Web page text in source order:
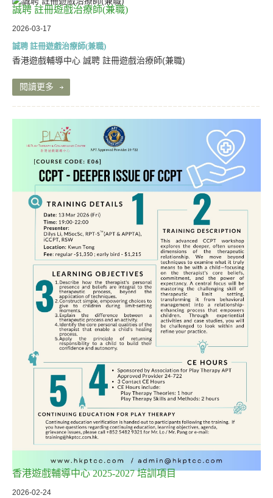
誠聘 註冊遊戲治療師(兼職)
2026-03-17
誠聘 註冊遊戲治療師(兼職)
香港遊戲輔導中心 誠聘 註冊遊戲治療師(兼職)
閱讀更多
香港遊戲輔導中心 2025-2027 培訓項目
2026-02-24